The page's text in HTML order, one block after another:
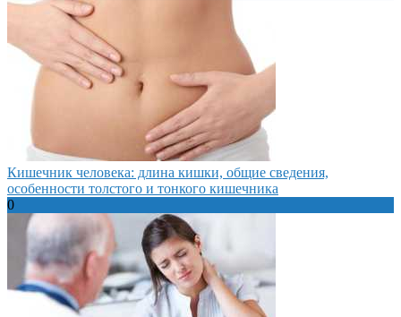
Кишечник человека: длина кишки, общие сведения,
особенности толстого и тонкого кишечника
0